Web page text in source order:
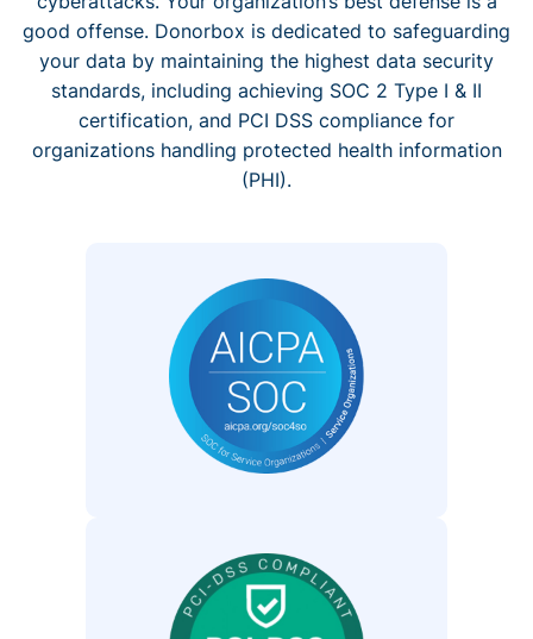
good offense. Donorbox is dedicated to safeguarding
your data by maintaining the highest data security
standards, including achieving SOC 2 Type I & II
certification, and PCI DSS compliance for
organizations handling protected health information
(PHI).